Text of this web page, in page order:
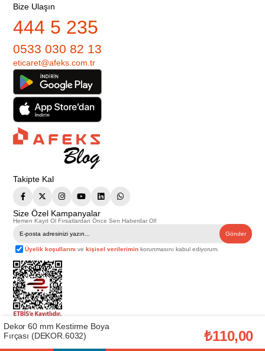
Bize Ulaşın
444 5 235
0533 030 82 13
eticaret@afeks.com.tr
Takipte Kal
Size Özel Kampanyalar
Hemen Kayıt Ol Fırsatlardan Önce Sen Haberdar Ol!
Gönder
Üyelik koşullarını vekişisel verilerimin korunmasını kabul ediyorum.
Telif Hakkı © 2026Afeks Yapı Market
. Tüm hakları saklıdır.
Bu web sitesindeki tüm ürünler ticari amaçlıdır. Web sitemizde yer alan
görsel ve yazılı içerikler firmamıza ait olup, firmamızın yazılı izni alınmadan
Dekor 60 mm Kestirme Boya
Fırçası (DEKOR.6032)
₺110,00